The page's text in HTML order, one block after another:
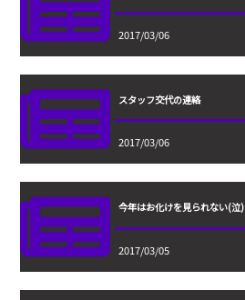
2017/03/06
スタッフ交代の連絡
2017/03/06
今年はお化けを見られない(泣)
2017/03/05